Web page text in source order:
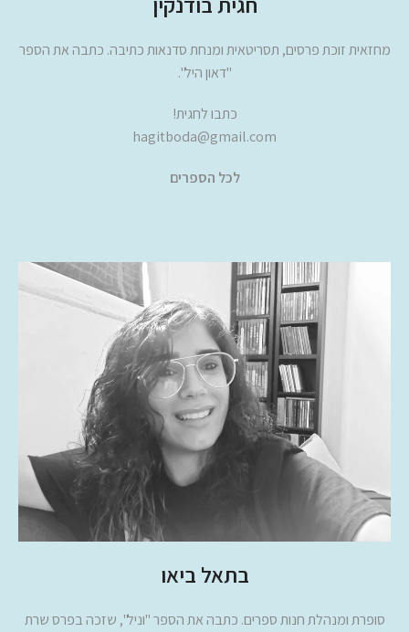
מחזאית זוכת פרסים, תסריטאית ומנחת סדנאות כתיבה. כתבה את הספר
"דאון היל".
כתבו לחגית!
hagitboda@gmail.com
לכל הספרים
בתאל ביאו
סופרת ומנהלת חנות ספרים. כתבה את הספר "וניל", שזכה בפרס שרת